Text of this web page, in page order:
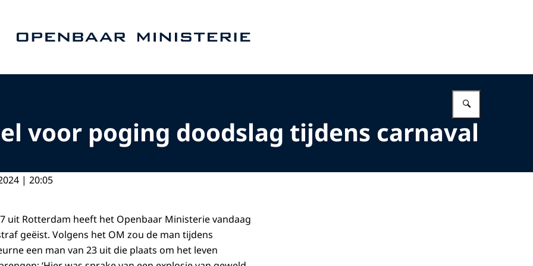
voor poging doodslag tijdens carnaval
| 20:05
uit Rotterdam heeft het Openbaar Ministerie vandaag
geëist. Volgens het OM zou de man tijdens
een man van 23 uit die plaats om het leven